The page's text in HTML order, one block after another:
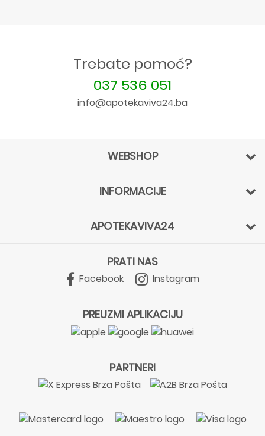
Trebate pomoć?
037 536 051
info@apotekaviva24.ba
WEBSHOP
INFORMACIJE
APOTEKAVIVA24
PRATI NAS
Facebook Instagram
PREUZMI APLIKACIJU
PARTNERI